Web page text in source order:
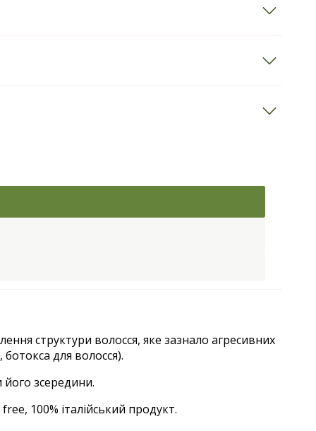
структури волосся, яке зазнало агресивних
для волосся).
зсередини.
100% італійський продукт.